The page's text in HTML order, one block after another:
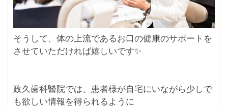
そうして、体の上流であるお口の健康のサポートを
させていただければ嬉しいです✨
政久歯科醫院では、患者様が自宅にいながら少しで
も欲しい情報を得られるように